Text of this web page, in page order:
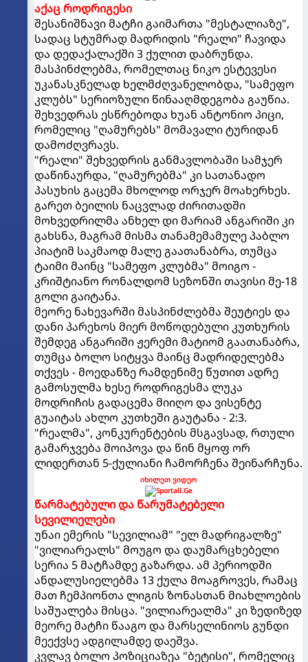
აქაც როდრიგესი
შესანიშნავი მატჩი გაიმართა "მესტალიაზე",
სადაც სტუმრად მადრიდის "რეალი" ჩავიდა
და დედაქალაქში 3 ქულით დაბრუნდა.
მასპინძლებმა, რომელთაც ნიკო ესტევესი
უკანასკნელად ხელმძღვანელობდა, "სამეფო
კლუბს" სერიოზული წინააღმდეგობა გაუწია.
შეხვედრას ესწრებოდა ხუან ანტონიო პიცი,
რომელიც "ღამურებს" მომავალი ტურიდან
დამოძღვრავს.
"რეალი" შეხვედრის განმავლობაში სამჯერ
დაწინაურდა, "ღამურებმა" კი სათანადო
პასუხის გაცემა მხოლოდ ორჯერ მოახერხეს.
გარეთ ბეილის ნაცვლად ძირითადში
მოხვედრილმა ანხელ დი მარიამ ანგარიში კი
გახსნა, მაგრამ მისმა თანამემამულე პაბლო
პიატიმ საკმაოდ მალე გაათანაბრა, თუმცა
ტაიმი მაინც "სამეფო კლუბმა" მოიგო -
კრიშტიანო რონალდომ სეზონში თავისი მე-18
გოლი გაიტანა.
მეორე ნახევარში მასპინძლებმა შეუტიეს და
დანი პარეხოს მიერ მოწოდებული კუთხურის
შემდეგ ანგარიში ჟერემი მატიომ გაათანაბრა,
თუმცა ბოლო სიტყვა მაინც მადრიდელებმა
თქვეს - მოედანზე რამდენიმე წუთით ადრე
გამოსულმა ხესე როდრიგესმა ლუკა
მოდრიჩის გადაცემა მიიღო და ვისენტე
გუაიტას ახლო კუთხეში გაუტანა - 2:3.
"რეალმა", კონკურენტების მსგავსად, რთული
გამარჯვება მოიპოვა და წინ მყოფ ორ
ლიდერთან 5-ქულიანი ჩამორჩენა შეინარჩუნა.
იხილეთ ვიდეო
წარმატებული და წარუმატებელი
სევილიელები
უნაი ემერის "სევილიამ" "ელ მადრიგალზე"
"ვილიარეალს" მოუგო და დაუმარცხებელი
სერია 5 მატჩამდე გაზარდა. ამ პერიოდში
ანდალუსიელებმა 13 ქულა მოაგროვეს, რამაც
მათ ჩემპიონთა ლიგის ზონასთან მიახლოების
საშუალება მისცა. "ვილიარეალმა" კი ზედიზედ
მეორე მატჩი წააგო და მარსელინიოს გუნდი
მეექვსე ადგილამდე დაეშვა.
კვლავ ბოლო პოზიციაზეა "ბეტისი", რომელიც